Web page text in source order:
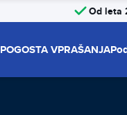
Od leta
POGOSTA VPRAŠANJA